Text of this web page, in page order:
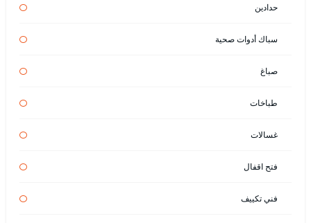
حدادين
سباك أدوات صحية
صباغ
طباخات
غسالات
فتح اقفال
فني تكييف